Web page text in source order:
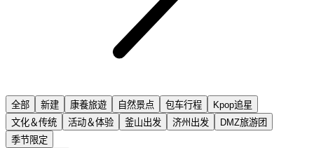
全部 新建 康養旅遊 自然景点 包车行程
Kpop追星
文化＆传统
活动＆体验 釜山出发 济州出发
DMZ旅游团
季节限定